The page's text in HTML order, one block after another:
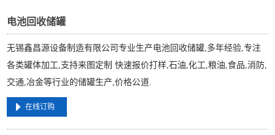
电池回收储罐
无锡鑫昌源设备制造有限公司专业生产电池回收储罐,多年经验,专注
各类罐体加工,支持来图定制 快速报价打样,石油,化工,粮油,食品,消防,
交通,冶金等行业的储罐生产,价格公道.
在线订购